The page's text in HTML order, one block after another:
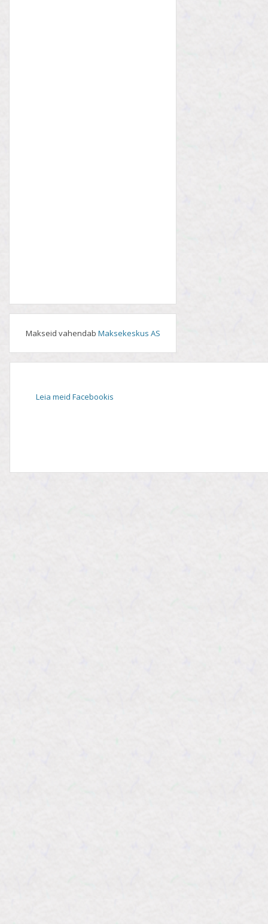
Makseid vahendab Maksekeskus AS
Leia meid Facebookis